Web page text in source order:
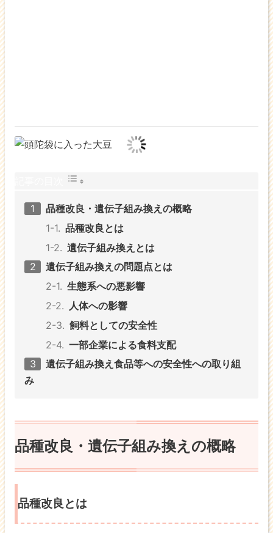
品種改良・遺伝子組み換えの概略
品種改良とは
遺伝子組み換えとは
遺伝子組み換えの問題点とは
生態系への悪影響
人体への影響
飼料としての安全性
一部企業による食料支配
遺伝子組み換え食品等への安全性への取り組
み
品種改良・遺伝子組み換えの概略
品種改良とは